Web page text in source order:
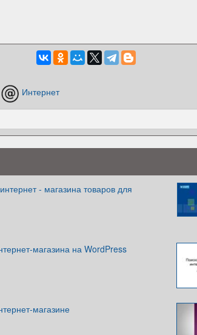
Интернет
- магазина товаров для
магазина на WordPress
магазине